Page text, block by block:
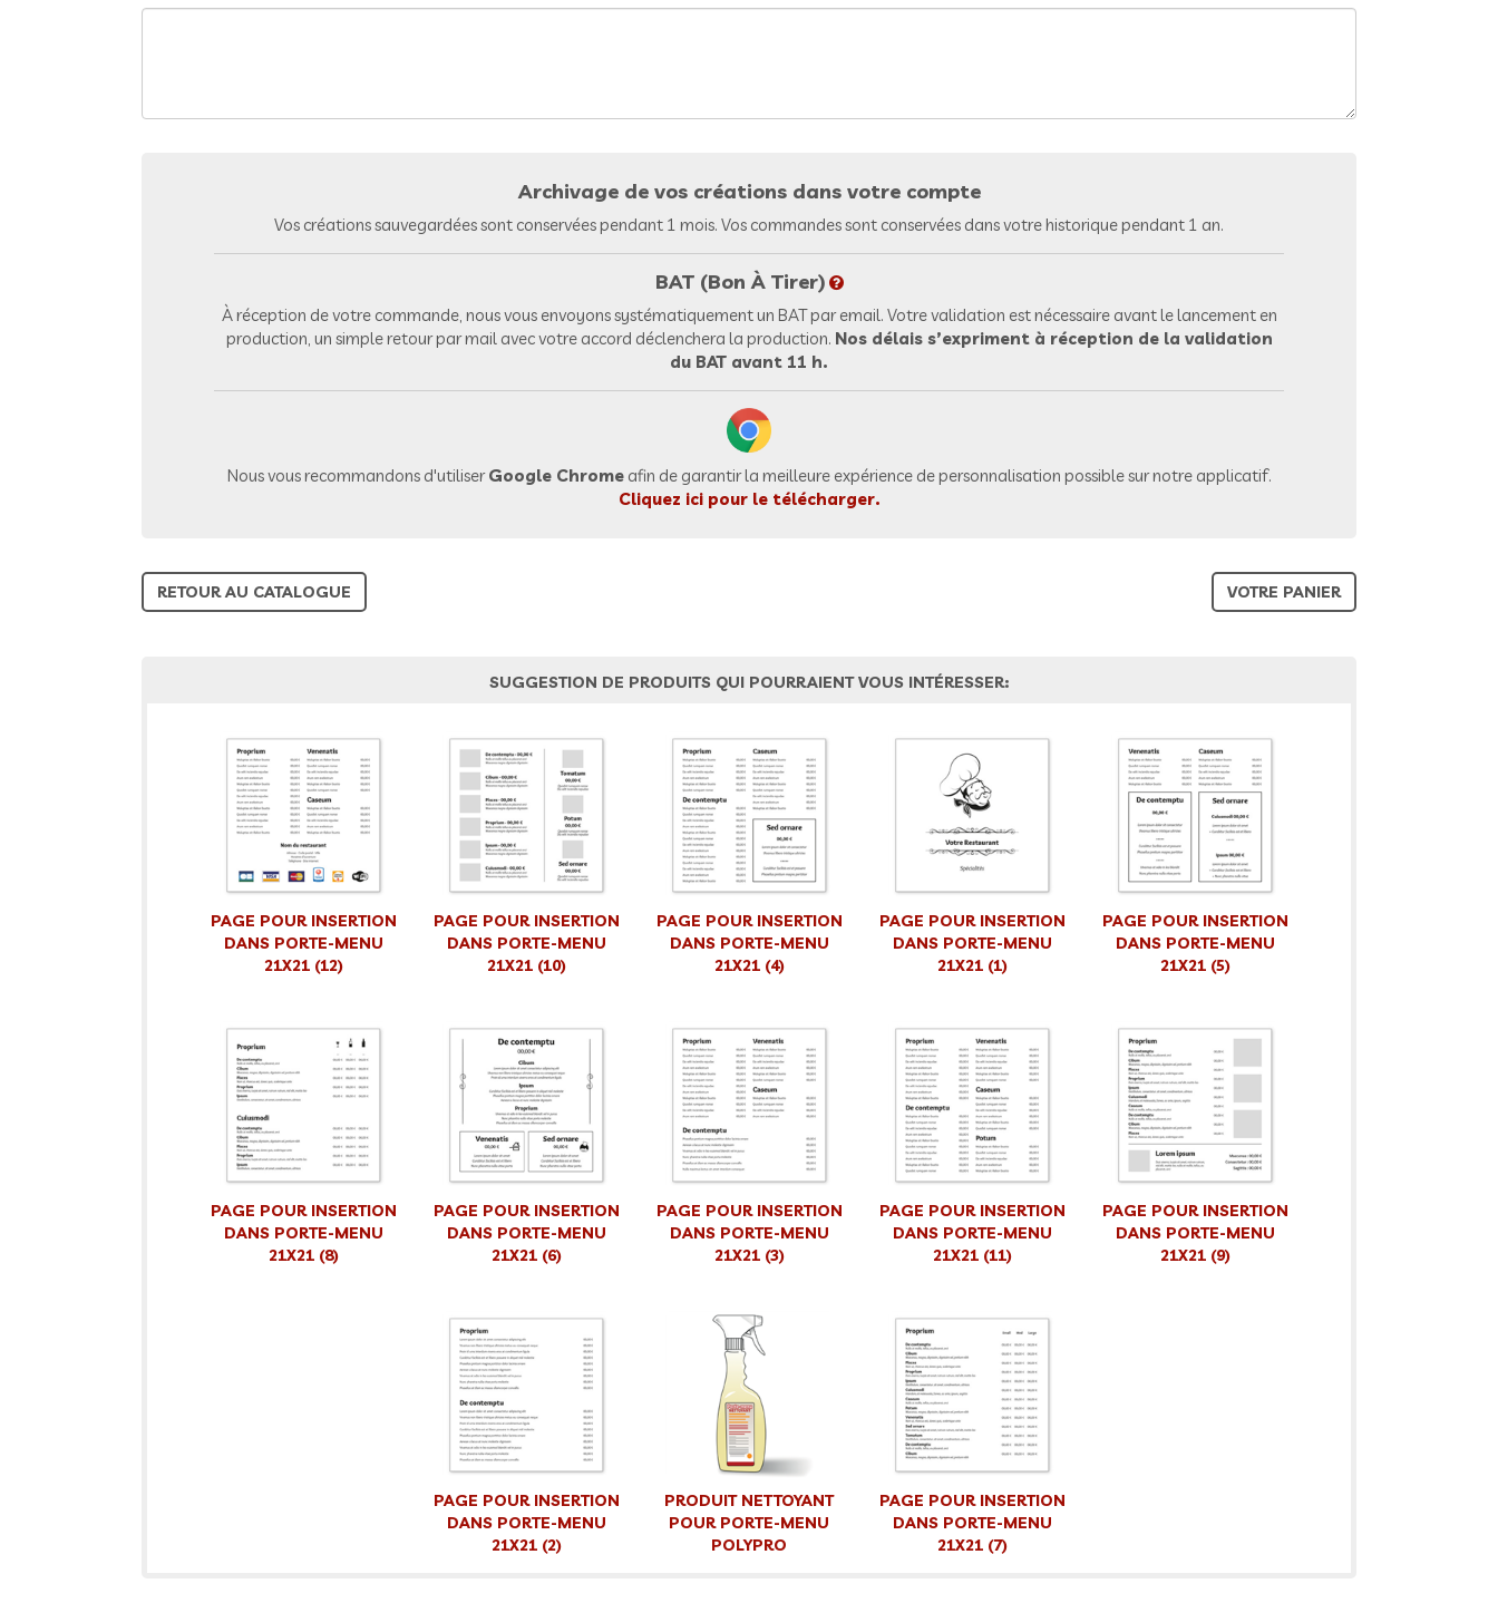
Archivage de vos créations dans votre compte
Vos créations sauvegardées sont conservées pendant 1 mois. Vos commandes sont conservées dans votre historique pendant 1 an.
BAT (Bon À Tirer)
À réception de votre commande, nous vous envoyons systématiquement un BAT par email. Votre validation est nécessaire avant le lancement en
production, un simple retour par mail avec votre accord déclenchera la production. Nos délais s’expriment à réception de la validation
du BAT avant 11 h.
Nous vous recommandons d'utiliserGoogle Chromeafin de garantir la meilleure expérience de personnalisation possible sur notre applicatif.
Cliquez ici pour le télécharger.
RETOUR AU CATALOGUE VOTRE PANIER
SUGGESTION DE PRODUITS QUI POURRAIENT VOUS INTÉRESSER:
PAGE POUR INSERTION
DANS PORTE-MENU
21X21 (12)
PAGE POUR INSERTION
DANS PORTE-MENU
21X21 (10)
PAGE POUR INSERTION
DANS PORTE-MENU
21X21 (4)
PAGE POUR INSERTION
DANS PORTE-MENU
21X21 (1)
PAGE POUR INSERTION
DANS PORTE-MENU
21X21 (5)
PAGE POUR INSERTION
DANS PORTE-MENU
21X21 (8)
PAGE POUR INSERTION
DANS PORTE-MENU
21X21 (6)
PAGE POUR INSERTION
DANS PORTE-MENU
21X21 (3)
PAGE POUR INSERTION
DANS PORTE-MENU
21X21 (11)
PAGE POUR INSERTION
DANS PORTE-MENU
21X21 (9)
PAGE POUR INSERTION
DANS PORTE-MENU
21X21 (2)
PRODUIT NETTOYANT
POUR PORTE-MENU
POLYPRO
PAGE POUR INSERTION
DANS PORTE-MENU
21X21 (7)